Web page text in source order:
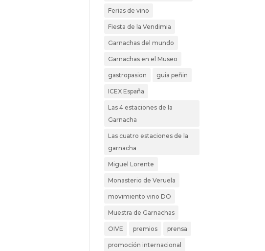
Ferias de vino
Fiesta de la Vendimia
Garnachas del mundo
Garnachas en el Museo
gastropasion guia peñin
ICEX España
Las 4 estaciones de la
Garnacha
Las cuatro estaciones de la
garnacha
Miguel Lorente
Monasterio de Veruela
movimiento vino DO
Muestra de Garnachas
OIVE premios prensa
promoción internacional